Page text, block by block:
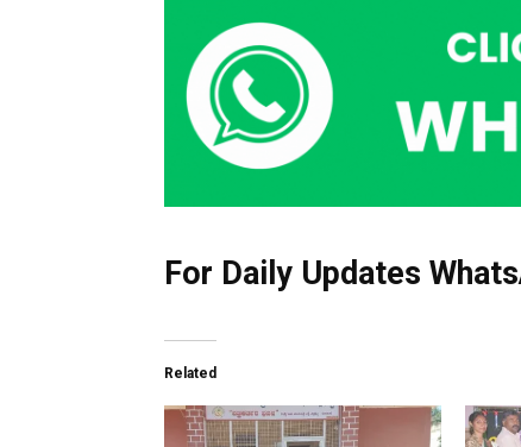
For Daily Updates
Related